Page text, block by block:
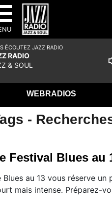
WEBRADIOS
-
Festival Blues au
Blues au 13 vous réserve un
mais intense. Préparez-
ÉCOUTEZ JAZZ RADIO
RADIO
& SOUL